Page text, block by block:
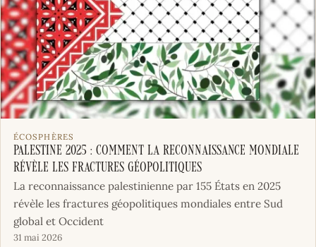
ÉCOSPHÈRES
Palestine 2025 : Comment la reconnaissance mondiale
révèle les fractures géopolitiques
La reconnaissance palestinienne par 155 États en 2025
révèle les fractures géopolitiques mondiales entre Sud
global et Occident
31 mai 2026